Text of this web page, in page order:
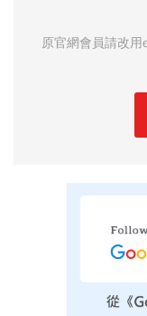
原官網會員請改